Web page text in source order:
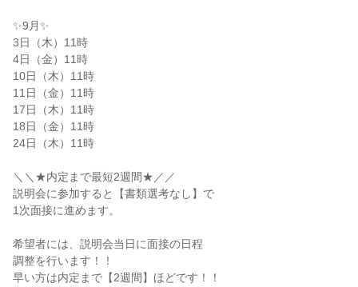
✨9月✨
3日（木）11時
4日（金）11時
10日（木）11時
11日（金）11時
17日（木）11時
18日（金）11時
24日（木）11時
＼＼★内定まで最短2週間★／／
説明会に参加すると【書類選考なし】で
1次面接に進めます。
希望者には、説明会当日に面接の日程
調整を行います！！
早い方は内定まで【2週間】ほどです！！